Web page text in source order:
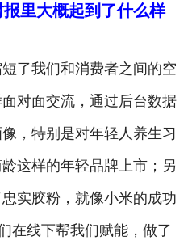
里大概起到了什么样
了我们和消费者之间的空
对面交流，通过后台数据
，特别是对年轻人养生习
这样的年轻品牌上市；另
实胶粉，就像小米的成功
在线下帮我们赋能，做了